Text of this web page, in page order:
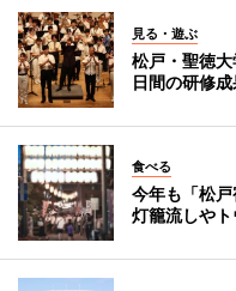
見る・遊ぶ
松戸・聖徳
日間の研修
食べる
今年も「松
灯籠流しや